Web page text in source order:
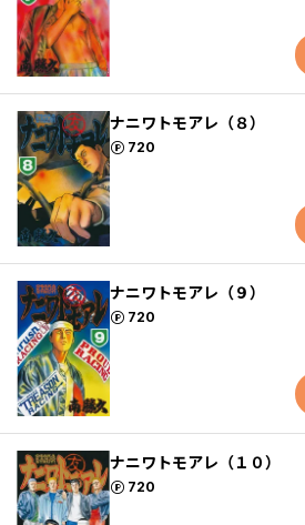
ナニワトモアレ（８）
720
ポイント
ナニワトモアレ（９）
720
ポイント
ナニワトモアレ（１０）
720
ポイント